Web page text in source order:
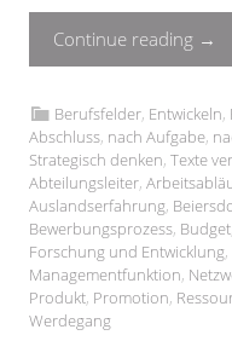
Continue reading →
Berufsfelder, Entwickeln,
Abschluss, nach Aufgabe,
Strategisch denken,Texte
Abteilungsleiter,
Auslandserfahrung,
Bewerbungsprozess, Budget
Forschung und Entwicklung,
Managementfunktion,
Produkt, Promotion,
Werdegang